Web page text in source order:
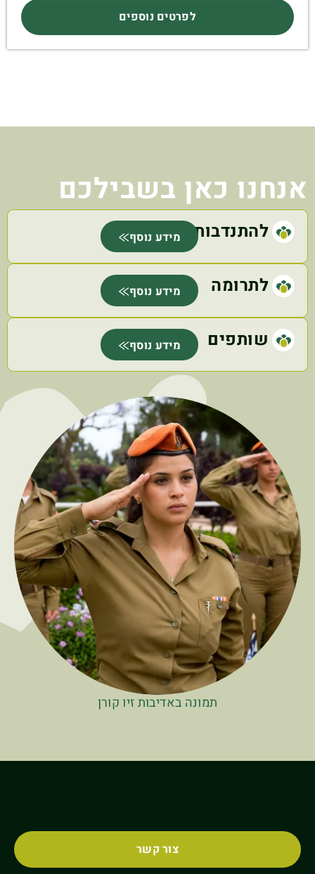
לפרטים נוספים
אנחנו כאן בשבילכם
להתנדבות מידע נוסף
לתרומה מידע נוסף
שותפים מידע נוסף
תמונה באדיבות זיו קורן
צור קשר